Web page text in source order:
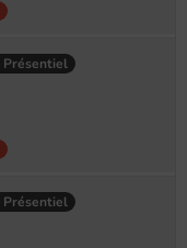
Présentiel
Présentiel